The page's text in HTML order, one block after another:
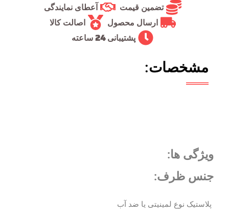
تضمین قیمت
آعطای نمایندگی
ارسال محصول
اصالت کالا
پشتیبانی 24 ساعته
مشخصات:
ویژگی ها:
جنس ظرف:
پلاستیک نوع لمینیتی یا ضد آب